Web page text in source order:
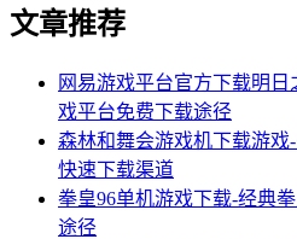
文章推荐
网易游戏平台官方下载明
戏平台免费下载途径
森林和舞会游戏机下载游
快速下载渠道
拳皇96单机游戏下载-经典
途径